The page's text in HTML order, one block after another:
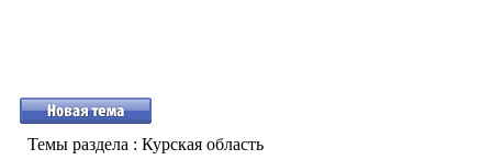
Темы раздела : Курская область